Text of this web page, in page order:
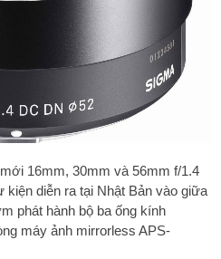
16mm, 30mm và 56mm f/1.4
diễn ra tại Nhật Bản vào giữa
phát hành bộ ba ống kính
máy ảnh mirrorless APS-